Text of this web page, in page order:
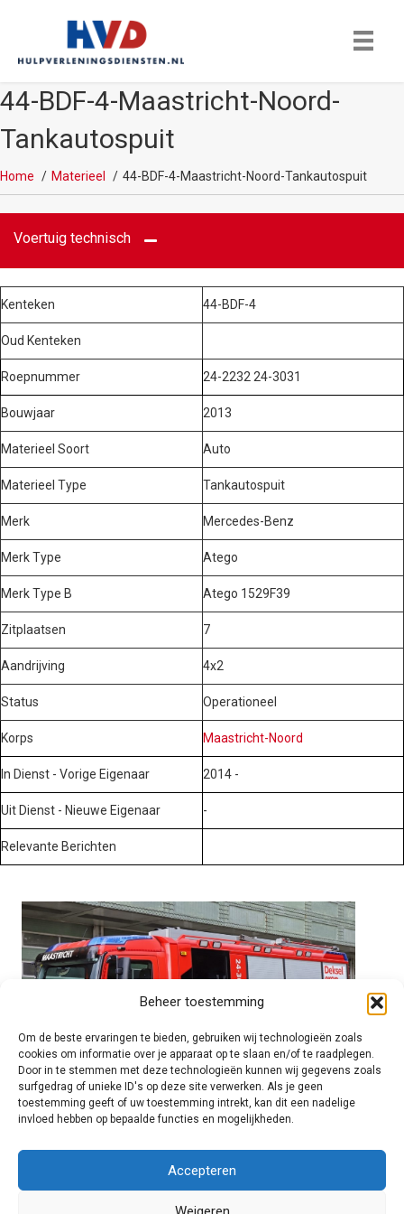
Beheer toestemming
Om de beste ervaringen te bieden, gebruiken wij technologieën zoals
cookies om informatie over je apparaat op te slaan en/of te raadplegen.
Door in te stemmen met deze technologieën kunnen wij gegevens zoals
surfgedrag of unieke ID's op deze site verwerken. Als je geen
toestemming geeft of uw toestemming intrekt, kan dit een nadelige
invloed hebben op bepaalde functies en mogelijkheden.
Accepteren
44-BDF-4-Maastricht-Noord-
Tankautospuit
Home Materieel 44-BDF-4-Maastricht-Noord-Tankautospuit
Voertuig technisch
Kenteken 44-BDF-4
Oud Kenteken
Roepnummer 24-2232 24-3031
Bouwjaar 2013
Materieel Soort Auto
Materieel Type Tankautospuit
Merk Mercedes-Benz
Merk Type Atego
Merk Type B Atego 1529F39
Zitplaatsen 7
Aandrijving 4x2
Status Operationeel
Korps Maastricht-Noord
In Dienst - Vorige Eigenaar 2014 -
Uit Dienst - Nieuwe Eigenaar -
Relevante Berichten